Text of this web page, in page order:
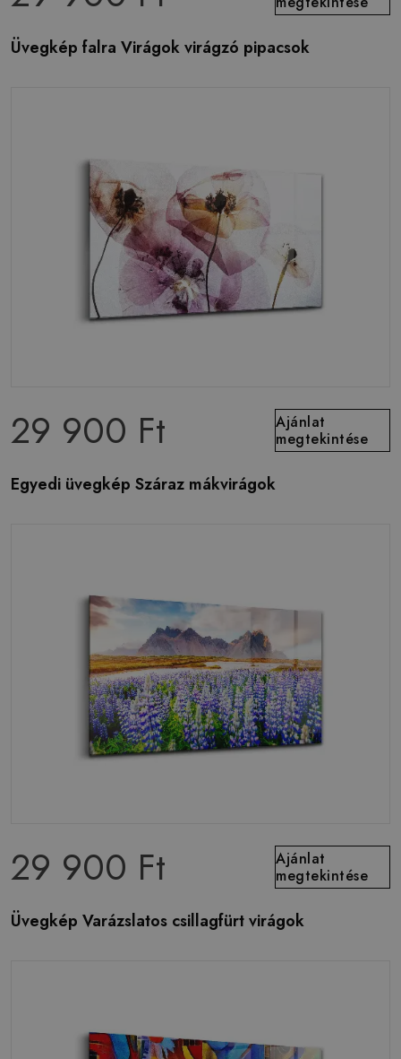
Üvegkép falra Virágok virágzó pipacsok
29 900 Ft
Ajánlat
megtekintése
Egyedi üvegkép Száraz mákvirágok
29 900 Ft
Ajánlat
megtekintése
Üvegkép Varázslatos csillagfürt virágok